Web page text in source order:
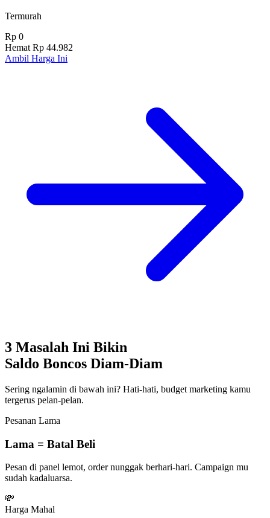
Termurah
Rp 0
Hemat Rp 44.982
Ambil Harga Ini
3 Masalah Ini Bikin
Saldo Boncos Diam-Diam
Sering ngalamin di bawah ini? Hati-hati, budget marketing kamu
tergerus pelan-pelan.
Pesanan Lama
Lama = Batal Beli
Pesan di panel lemot, order nunggak berhari-hari. Campaign mu
sudah kadaluarsa.
💸
Harga Mahal